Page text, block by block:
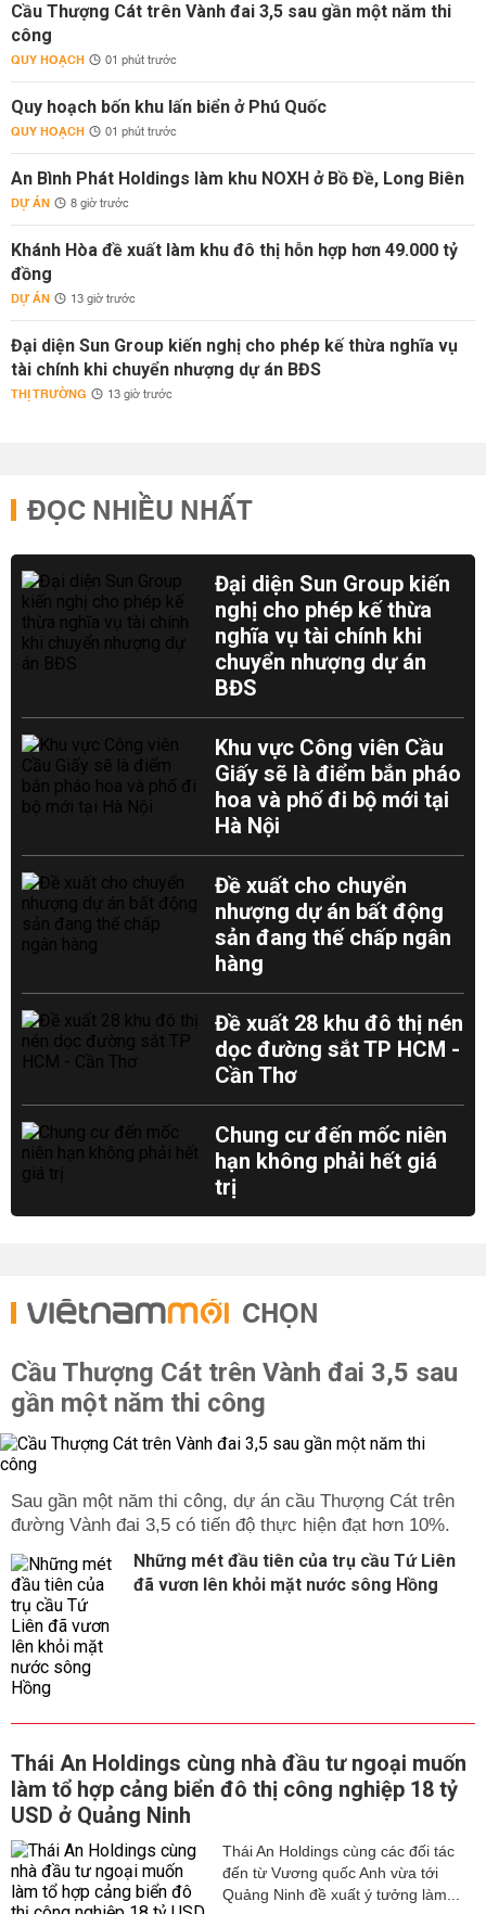
Cầu Thượng Cát trên Vành đai 3,5 sau gần một năm thi
công
QUY HOẠCH 01 phút trước
Quy hoạch bốn khu lấn biển ở Phú Quốc
QUY HOẠCH 01 phút trước
An Bình Phát Holdings làm khu NOXH ở Bồ Đề, Long Biên
DỰ ÁN 8 giờ trước
Khánh Hòa đề xuất làm khu đô thị hỗn hợp hơn 49.000 tỷ
đồng
DỰ ÁN 13 giờ trước
Đại diện Sun Group kiến nghị cho phép kế thừa nghĩa vụ
tài chính khi chuyển nhượng dự án BĐS
THỊ TRƯỜNG 13 giờ trước
ĐỌC NHIỀU NHẤT
Đại diện Sun Group kiến
nghị cho phép kế thừa
nghĩa vụ tài chính khi
chuyển nhượng dự án
BĐS
Khu vực Công viên Cầu
Giấy sẽ là điểm bắn pháo
hoa và phố đi bộ mới tại
Hà Nội
Đề xuất cho chuyển
nhượng dự án bất động
sản đang thế chấp ngân
hàng
Đề xuất 28 khu đô thị nén
dọc đường sắt TP HCM -
Cần Thơ
Chung cư đến mốc niên
hạn không phải hết giá
trị
CHỌN
Cầu Thượng Cát trên Vành đai 3,5 sau
gần một năm thi công
Sau gần một năm thi công, dự án cầu Thượng Cát trên
đường Vành đai 3,5 có tiến độ thực hiện đạt hơn 10%.
Những mét đầu tiên của trụ cầu Tứ Liên
đã vươn lên khỏi mặt nước sông Hồng
Thái An Holdings cùng nhà đầu tư ngoại muốn
làm tổ hợp cảng biển đô thị công nghiệp 18 tỷ
USD ở Quảng Ninh
Thái An Holdings cùng các đối tác
đến từ Vương quốc Anh vừa tới
Quảng Ninh đề xuất ý tưởng làm...